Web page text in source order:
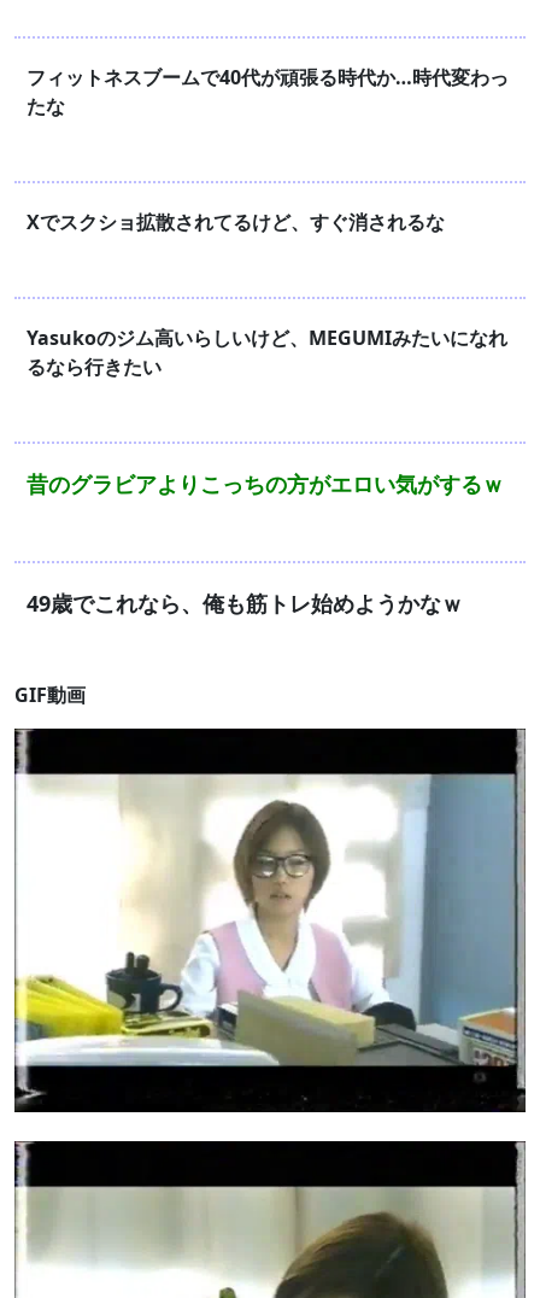
フィットネスブームで40代が頑張る時代か…時代変わっ
たな
Xでスクショ拡散されてるけど、すぐ消されるな
Yasukoのジム高いらしいけど、MEGUMIみたいになれ
るなら行きたい
昔のグラビアよりこっちの方がエロい気がするｗ
49歳でこれなら、俺も筋トレ始めようかなｗ
GIF動画